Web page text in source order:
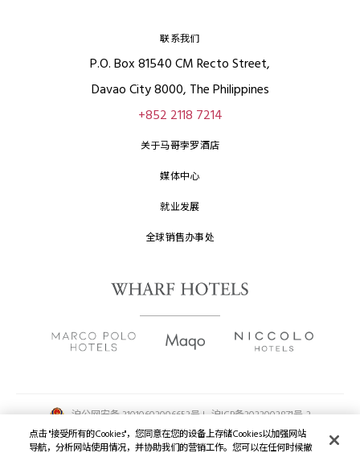
联系我们
P.O. Box 81540 CM Recto Street,
Davao City 8000, The Philippines
+852 2118 7214
关于马哥孛罗酒店
媒体中心
就业发展
全球销售办事处
沪公网安备 31010602006653号 | 沪ICP备2022002871号-2
版权及原稿 2026 © 九龙仓酒店保留一切权利。
点击 "接受所有的Cookies"，您同意在您的设备上存储Cookies以加强网站
导航，分析网站使用情况，并协助我们的营销工作。您可以在任何时候撤